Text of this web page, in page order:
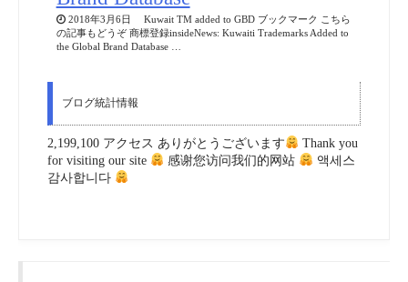
2018年3月6日 Kuwait TM added to GBD ブックマーク こちら
の記事もどうぞ 商標登録insideNews: Kuwaiti Trademarks Added to
the Global Brand Database …
ブログ統計情報
2,199,100 アクセス ありがとうございます
Thank you
for visiting our site
感谢您访问我们的网站
액세스
감사합니다